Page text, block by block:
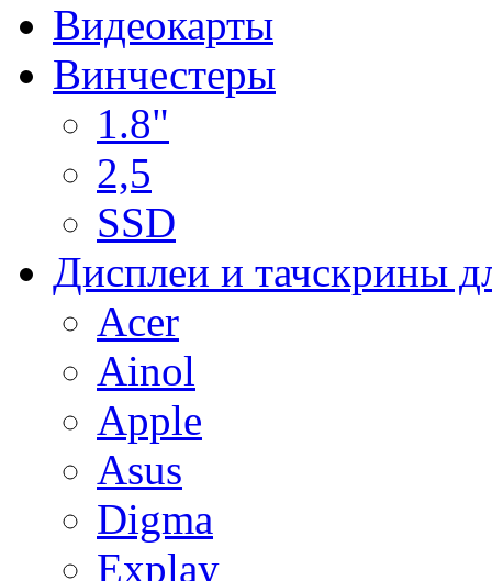
Видеокарты
Винчестеры
1.8"
2,5
SSD
Дисплеи и тачскрины
Acer
Ainol
Apple
Asus
Digma
Explay